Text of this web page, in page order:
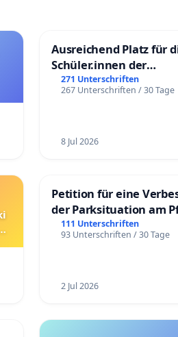
Ausreichend Platz für
Schüler.innen der
Schönbergschule
271 Unterschriften
267 Unterschriften / 30 Tage
8 Jul 2026
Petition für eine
der Parksituation am
Mannheim
111 Unterschriften
93 Unterschriften / 30 Tage
2 Jul 2026